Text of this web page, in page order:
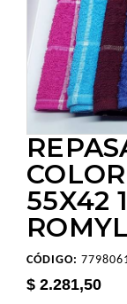
55X42
ROMYL
CÓDIGO:
$ 2.281,50